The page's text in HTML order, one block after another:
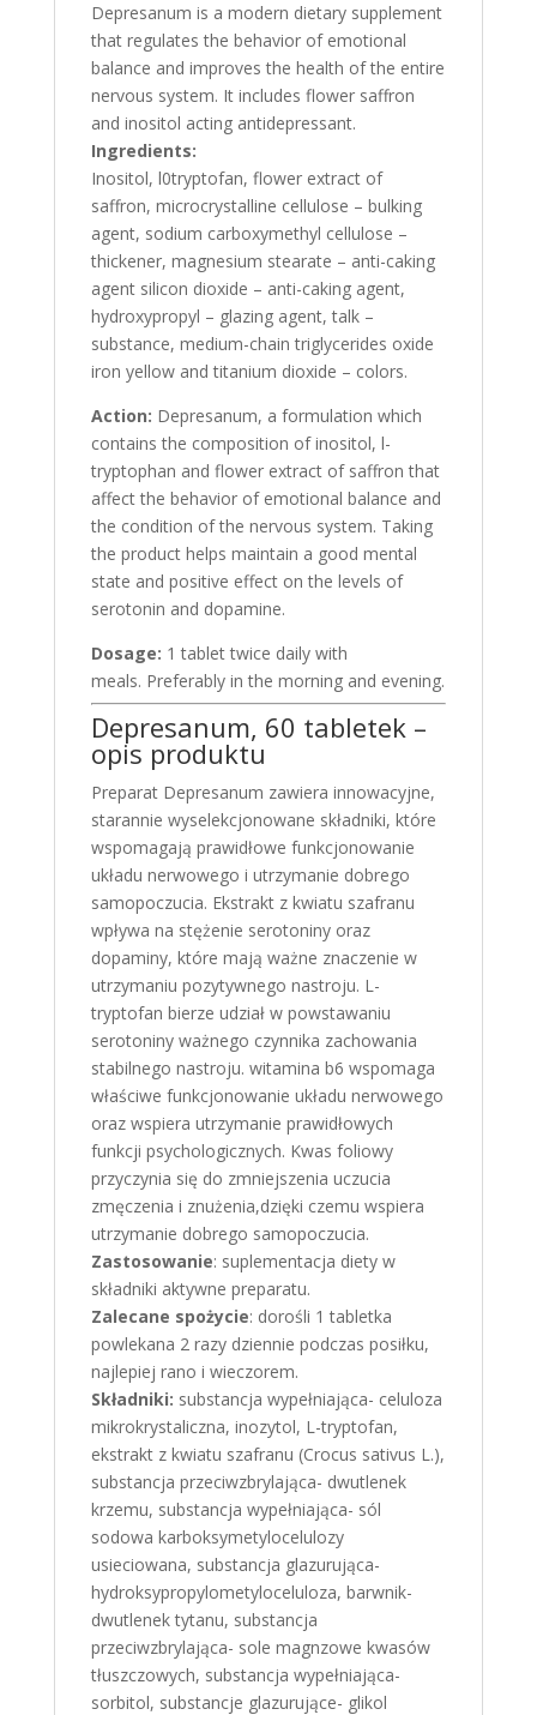
Depresanum is a modern dietary supplement
that regulates the behavior of emotional
balance and improves the health of the entire
nervous system. It includes flower saffron
and inositol acting antidepressant.
Ingredients:
Inositol, l0tryptofan, flower extract of
saffron, microcrystalline cellulose – bulking
agent, sodium carboxymethyl cellulose –
thickener, magnesium stearate – anti-caking
agent silicon dioxide – anti-caking agent,
hydroxypropyl – glazing agent, talk –
substance, medium-chain triglycerides oxide
iron yellow and titanium dioxide – colors.
Action: Depresanum, a formulation which
contains the composition of inositol, l-
tryptophan and flower extract of saffron that
affect the behavior of emotional balance and
the condition of the nervous system. Taking
the product helps maintain a good mental
state and positive effect on the levels of
serotonin and dopamine.
Dosage: 1 tablet twice daily with
meals. Preferably in the morning and evening.
Depresanum, 60 tabletek –
opis produktu
Preparat Depresanum zawiera innowacyjne,
starannie wyselekcjonowane składniki, które
wspomagają prawidłowe funkcjonowanie
układu nerwowego i utrzymanie dobrego
samopoczucia. Ekstrakt z kwiatu szafranu
wpływa na stężenie serotoniny oraz
dopaminy, które mają ważne znaczenie w
utrzymaniu pozytywnego nastroju. L-
tryptofan bierze udział w powstawaniu
serotoniny ważnego czynnika zachowania
stabilnego nastroju. witamina b6 wspomaga
właściwe funkcjonowanie układu nerwowego
oraz wspiera utrzymanie prawidłowych
funkcji psychologicznych. Kwas foliowy
przyczynia się do zmniejszenia uczucia
zmęczenia i znużenia,dzięki czemu wspiera
utrzymanie dobrego samopoczucia.
Zastosowanie: suplementacja diety w
składniki aktywne preparatu.
Zalecane spożycie: dorośli 1 tabletka
powlekana 2 razy dziennie podczas posiłku,
najlepiej rano i wieczorem.
Składniki: substancja wypełniająca- celuloza
mikrokrystaliczna, inozytol, L-tryptofan,
ekstrakt z kwiatu szafranu (Crocus sativus L.),
substancja przeciwzbrylająca- dwutlenek
krzemu, substancja wypełniająca- sól
sodowa karboksymetylocelulozy
usieciowana, substancja glazurująca-
hydroksypropylometyloceluloza, barwnik-
dwutlenek tytanu, substancja
przeciwzbrylająca- sole magnzowe kwasów
tłuszczowych, substancja wypełniająca-
sorbitol, substancje glazurujące- glikol